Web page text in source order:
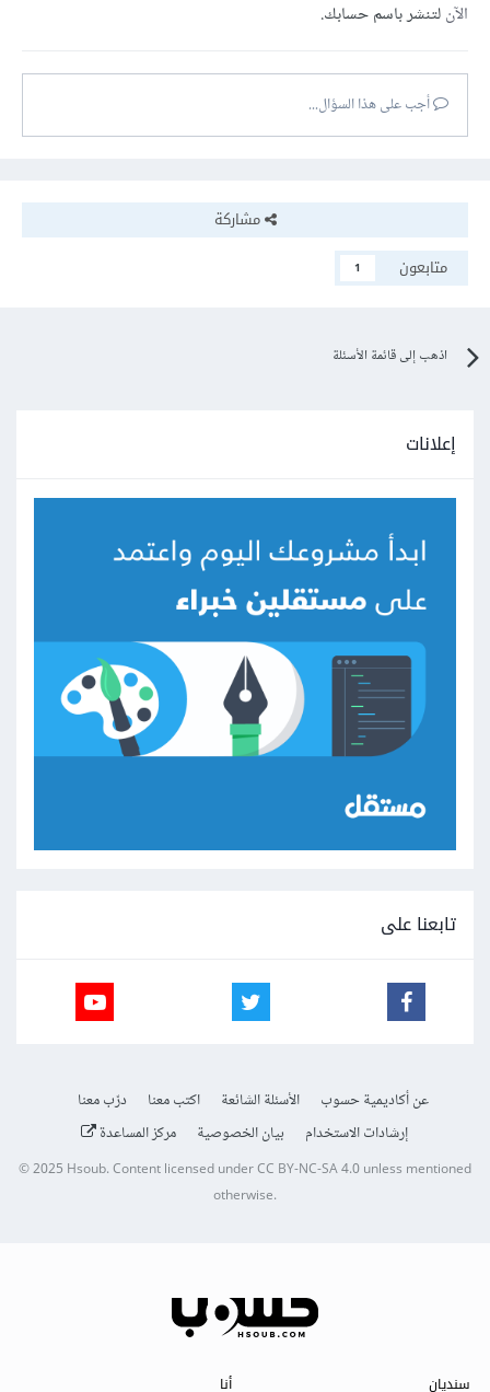
الآنلتنشر باسم حسابك.
أجب على هذا السؤال...
مشاركة
متابعون
1
اذهب إلى قائمة الأسئلة
إعلانات
تابعنا على
عن أكاديمية حسوب الأسئلة الشائعة اكتب معنا
درّب معنا
إرشادات الاستخدام
بيان الخصوصية مركز المساعدة
© 2025Hsoub.Content licensed underCC BY-NC-SA 4.0unless mentioned
otherwise.